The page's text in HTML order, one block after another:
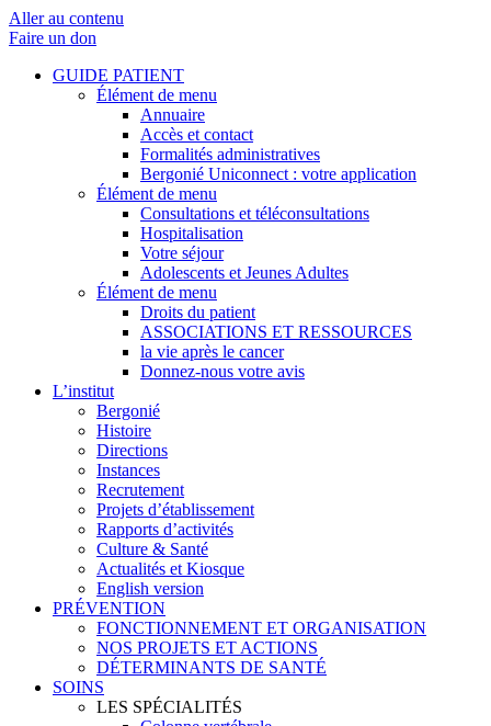
Aller au contenu
Faire un don
GUIDE PATIENT
Élément de menu
Annuaire
Accès et contact
Formalités administratives
Bergonié Uniconnect : votre application
Élément de menu
Consultations et téléconsultations
Hospitalisation
Votre séjour
Adolescents et Jeunes Adultes
Élément de menu
Droits du patient
ASSOCIATIONS ET RESSOURCES
la vie après le cancer
Donnez-nous votre avis
L’institut
Bergonié
Histoire
Directions
Instances
Recrutement
Projets d’établissement
Rapports d’activités
Culture & Santé
Actualités et Kiosque
English version
PRÉVENTION
FONCTIONNEMENT ET ORGANISATION
NOS PROJETS ET ACTIONS
DÉTERMINANTS DE SANTÉ
SOINS
LES SPÉCIALITÉS